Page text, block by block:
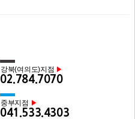
강북(여의도)지점 ▶
02.784.7070
중부지점 ▶
041.533.4303